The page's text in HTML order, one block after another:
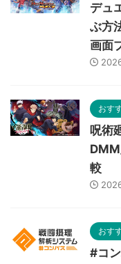
デュ
ぶ方
画面
おす
呪術
較
おす
#コ